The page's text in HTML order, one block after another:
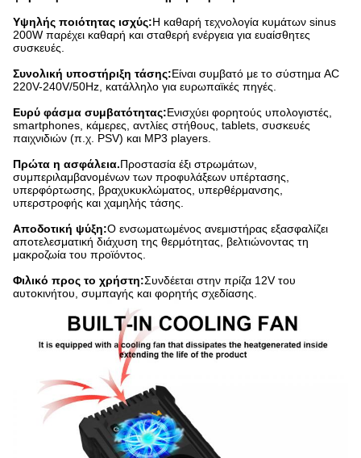
Υψηλής ποιότητας ισχύς:Η καθαρή τεχνολογία κυμάτων sinus
200W παρέχει καθαρή και σταθερή ενέργεια για ευαίσθητες
συσκευές.
Συνολική υποστήριξη τάσης:Είναι συμβατό με το σύστημα AC
220V-240V/50Hz, κατάλληλο για ευρωπαϊκές πηγές.
Ευρύ φάσμα συμβατότητας:Ενισχύει φορητούς υπολογιστές,
smartphones, κάμερες, αντλίες στήθους, tablets, συσκευές
παιχνιδιών (π.χ. PSV) και MP3 players.
Πρώτα η ασφάλεια.Προστασία έξι στρωμάτων,
συμπεριλαμβανομένων των προφυλάξεων υπέρτασης,
υπερφόρτωσης, βραχυκυκλώματος, υπερθέρμανσης,
υπερστροφής και χαμηλής τάσης.
Αποδοτική ψύξη:Ο ενσωματωμένος ανεμιστήρας εξασφαλίζει
αποτελεσματική διάχυση της θερμότητας, βελτιώνοντας τη
μακροζωία του προϊόντος.
Φιλικό προς το χρήστη:Συνδέεται στην πρίζα 12V του
αυτοκινήτου, συμπαγής και φορητής σχεδίασης.